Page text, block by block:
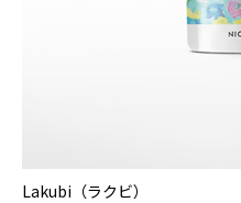
Lakubi（ラクビ）